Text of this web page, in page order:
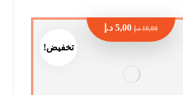
تخفيض!
10,00 د.إ 5,00 د.إ